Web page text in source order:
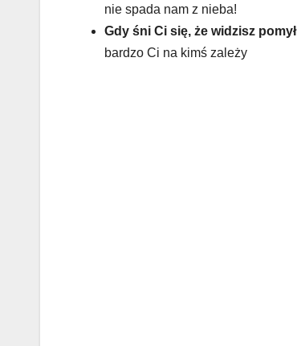
nie spada nam z nieba!
Gdy śni Ci się, że widzisz
bardzo Ci na kimś zależy